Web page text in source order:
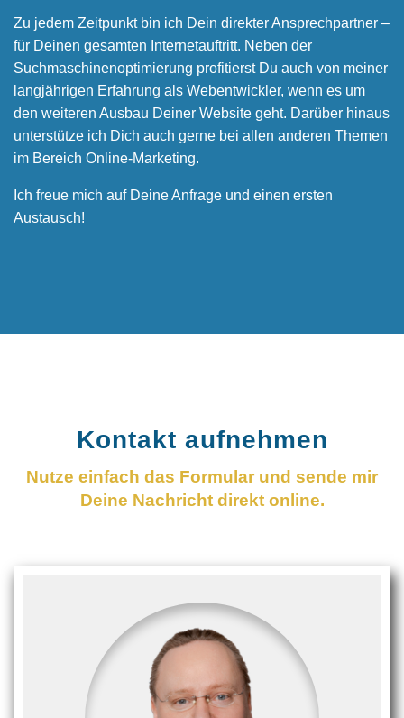
Zu jedem Zeitpunkt bin ich Dein direkter Ansprechpartner –
für Deinen gesamten Internetauftritt. Neben der
Suchmaschinenoptimierung profitierst Du auch von meiner
langjährigen Erfahrung als Webentwickler, wenn es um
den weiteren Ausbau Deiner Website geht. Darüber hinaus
unterstütze ich Dich auch gerne bei allen anderen Themen
im Bereich Online-Marketing.
Ich freue mich auf Deine Anfrage und einen ersten
Austausch!
Kontakt aufnehmen
Nutze einfach das Formular und sende mir
Deine Nachricht direkt online.